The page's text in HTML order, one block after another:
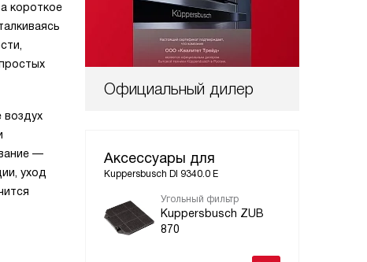
Официальный дилер
Аксессуары для
Kuppersbusch DI 9340.0 E
Угольный фильтр
Kuppersbusch ZUB
870
короткое
воздух
—
уход